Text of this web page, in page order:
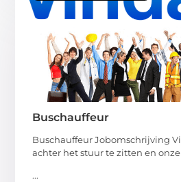
Buschauffeur
Buschauffeur Jobomschrijving
achter het stuur te zitten en
...